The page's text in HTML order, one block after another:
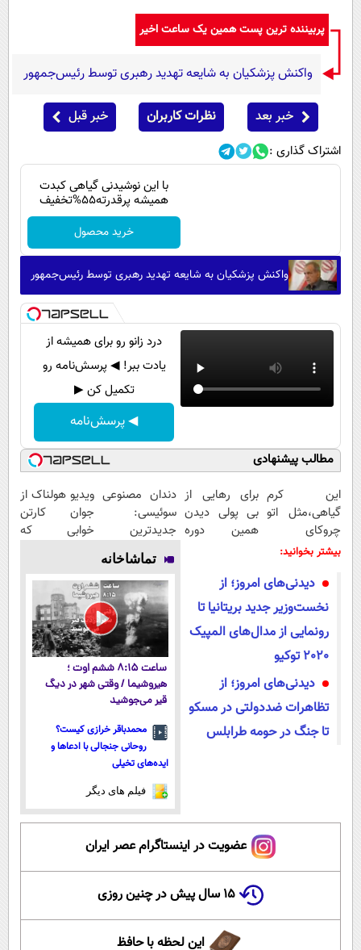
پربیننده ترین پست همین یک ساعت اخیر
واکنش پزشکیان به شایعه تهدید رهبری توسط رئیس‌جمهور
خبر بعد نظرات کاربران خبر قبل
اشتراک گذاری :
با این نوشیدنی گیاهی کبدت
همیشه پرقدرته55%تخفیف
خرید محصول
واکنش پزشکیان به شایعه تهدید رهبری توسط رئیس‌جمهور
درد زانو رو برای همیشه از
یادت ببر! ◀ پرسش‌نامه رو
تکمیل کن ▶
◀ پرسش‌نامه
مطالب پیشنهادی
این کرم
گیاهی،مثل اتو
چروکای
پوستتوصاف
برای رهایی از
بی پولی دیدن
همین دوره
کن)
دندان مصنوعی
سوئیسی:
جدیدترین
فناوری اروپا،
سبک و مقاوم |
پرداخت قسطی
ویدیو هولناک از
جوان کارتن
خوابی که
بیشتر بخوانید:
دیدنی‌های امروز؛ از
نخست‌وزیر جدید بریتانیا تا
رونمایی از مدال‌های المپیک
2020 توکیو
دیدنی‌های امروز؛ از
تظاهرات ضددولتی در مسکو
تا جنگ در حومه طرابلس
تماشاخانه
ساعت ۸:۱۵ ششم اوت ؛
هیروشیما / وقتی شهر در دیگ
قیر می‌جوشید
محمدباقر خرازی کیست؟
روحانی جنجالی با ادعاها و
ایده‌های تخیلی
فیلم های دیگر
عضویت در اینستاگرام عصر ایران
۱۵ سال پیش در چنین روزی
این لحظه با حافظ